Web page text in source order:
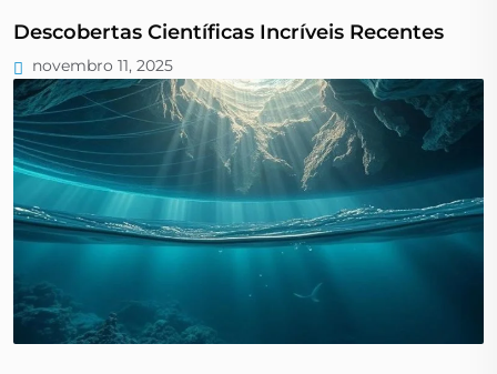
Descobertas Científicas Incríveis Recentes
novembro 11, 2025